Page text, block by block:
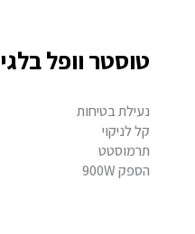
טוסטר וופל בלגי
נעילת בטיחות
קל לניקוי
תרמוסטט
הספק 900W